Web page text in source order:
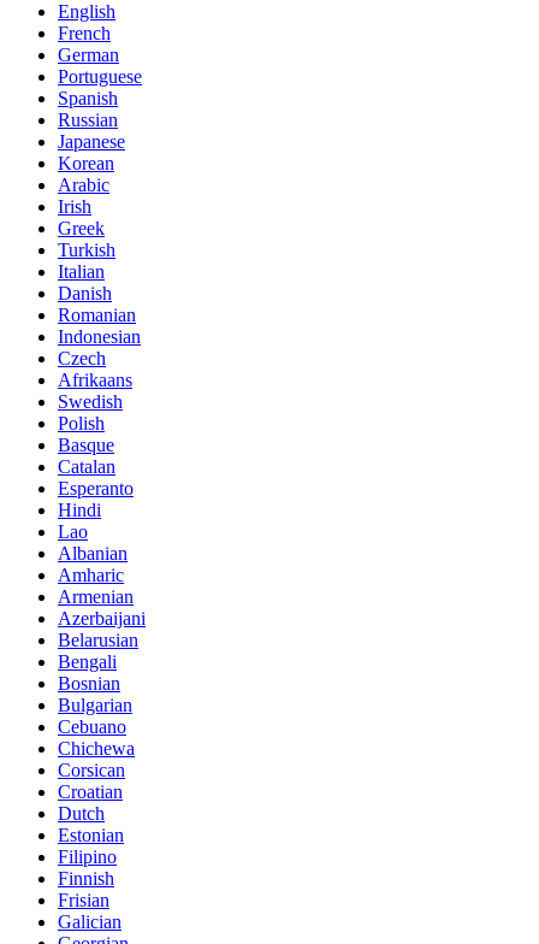
English
French
German
Portuguese
Spanish
Russian
Japanese
Korean
Arabic
Irish
Greek
Turkish
Italian
Danish
Romanian
Indonesian
Czech
Afrikaans
Swedish
Polish
Basque
Catalan
Esperanto
Hindi
Lao
Albanian
Amharic
Armenian
Azerbaijani
Belarusian
Bengali
Bosnian
Bulgarian
Cebuano
Chichewa
Corsican
Croatian
Dutch
Estonian
Filipino
Finnish
Frisian
Galician